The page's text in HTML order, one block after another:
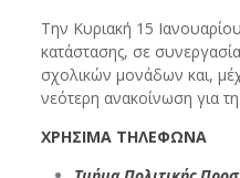
Την Κυριακή 15
κατάστασης, σε
σχολικών μονάδων και,
νεότερη ανακοίνωση για
ΧΡΗΣΙΜΑ ΤΗΛΕΦΩΝΑ